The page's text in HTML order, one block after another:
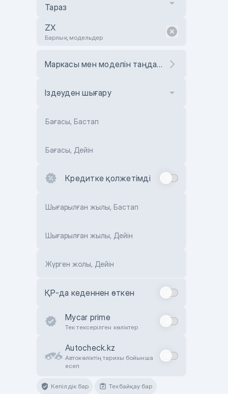
Тараз
ZX
Барлық модельдер
Маркасы мен моделін таңдаңыз
Іздеуден шығару
Бағасы, Бастап
Бағасы, Дейін
Кредитке қолжетімді
Шығарылған жылы, Бастап
Шығарылған жылы, Дейін
Жүрген жолы, Дейін
ҚР-да кеденнен өткен
Mycar prime
Тек тексерілген көліктер
Autocheck.kz
Автокөліктің тарихы бойынша
есеп
Кепілдік бар Техбайқау бар